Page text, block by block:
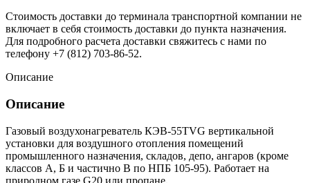
Стоимость доставки до терминала транспортной компании не
включает в себя стоимость доставки до пункта назначения.
Для подробного расчета доставки свяжитесь с нами по
телефону +7 (812) 703-86-52.
Описание
Описание
Газовый воздухонагреватель КЭВ-55TVG вертикальной
установки для воздушного отопления помещений
промышленного назначения, складов, депо, ангаров (кроме
классов А, Б и частично В по НПБ 105-95). Работает на
природном газе G20 или пропане.